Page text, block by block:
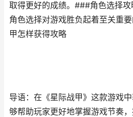
取得更好的成绩。###角色选择攻
角色选择对游戏胜负起着至关重
甲怎样获得攻略
导语：在《星际战甲》这款游戏
够帮助玩家更好地掌握游戏节奏